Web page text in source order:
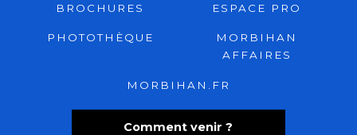
Comment venir ?
BROCHURES ESPACE PRO
PHOTOTHÈQUE
MORBIHAN
AFFAIRES
MORBIHAN.FR